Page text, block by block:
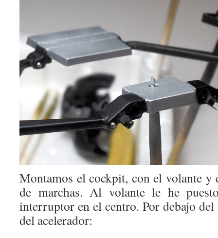
Montamos el cockpit, con el volante
de marchas. Al volante le he
interruptor en el centro. Por debajo
del acelerador: